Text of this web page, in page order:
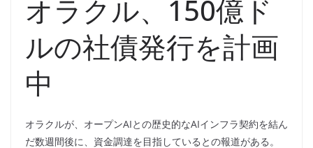
オラクル、150億ド
ルの社債発行を計画
中
オラクルが、オープンAIとの歴史的なAIインフラ契約を結ん
だ数週間後に、資金調達を目指しているとの報道がある。